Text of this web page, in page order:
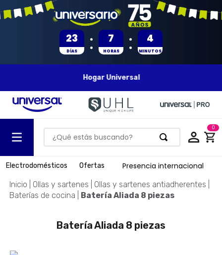
23
DÍAS : 7
HORAS : 4
MINUTOS
Hogar Universal
¿Qué estás buscando? 0
Electrodomésticos Ofertas Presencia internacional
Ollas y sartenes
Ollas y sartenes antiadherentes
Baterías de cocina
Batería Aliada 8 piezas
Batería Aliada 8 piezas
TÉRMINOS MÁS BUSCADOS
batería